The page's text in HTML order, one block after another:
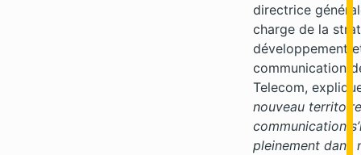
directrice
charge de la
développement
communication
Telecom,
nouveau
communication
pleinement dans